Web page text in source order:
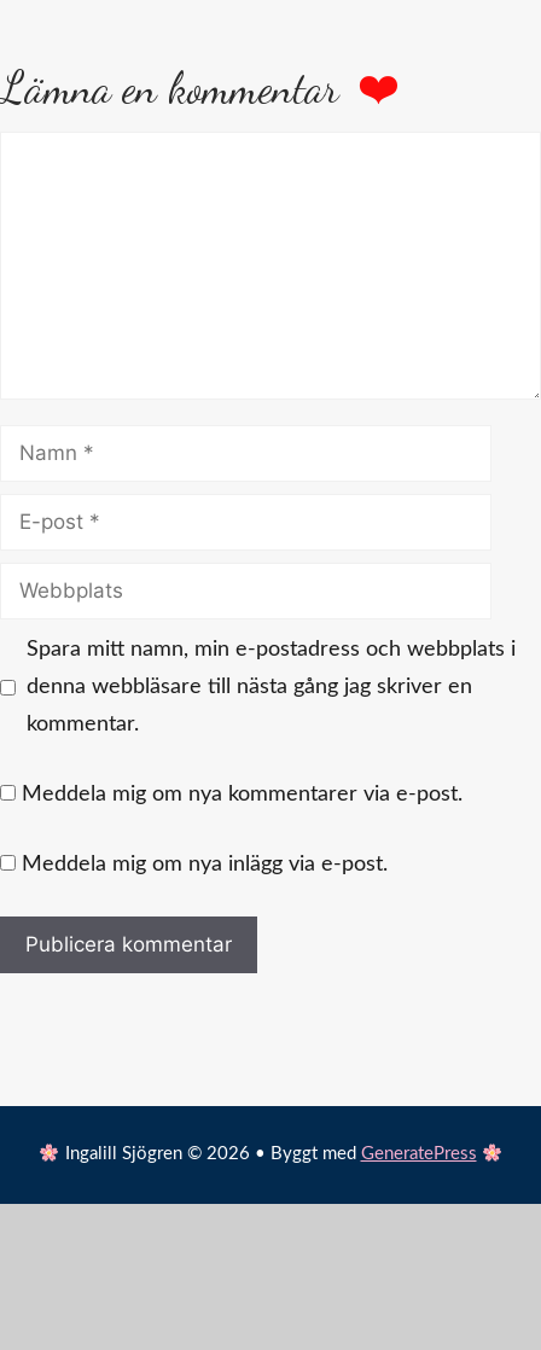
Lämna en kommentar
Namn
Webbplats
Spara mitt namn, min e-postadress och webbplats i
denna webbläsare till nästa gång jag skriver en
kommentar.
Meddela mig om nya kommentarer via e-post.
Meddela mig om nya inlägg via e-post.
Ingalill Sjögren © 2026 • Byggt med GeneratePress